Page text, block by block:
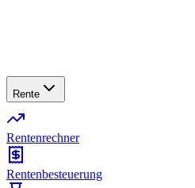
Rente
Rentenrechner
Rentenbesteuerung